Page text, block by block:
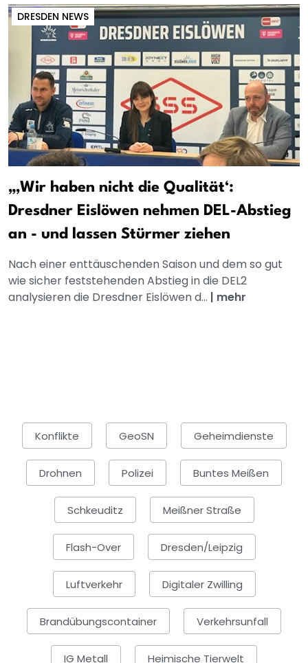
DRESDEN NEWS
„‚Wir haben nicht die Qualität‘:
Dresdner Eislöwen nehmen DEL-Abstieg
an - und lassen Stürmer ziehen
Nach einer enttäuschenden Saison und dem so gut
wie sicher feststehenden Abstieg in die DEL2
analysieren die Dresdner Eislöwen d... | mehr
Konflikte GeoSN Geheimdienste
Drohnen Polizei Buntes Meißen
Schkeuditz Meißner Straße
Flash-Over Dresden/Leipzig
Luftverkehr Digitaler Zwilling
Brandübungscontainer Verkehrsunfall
IG Metall Heimische Tierwelt